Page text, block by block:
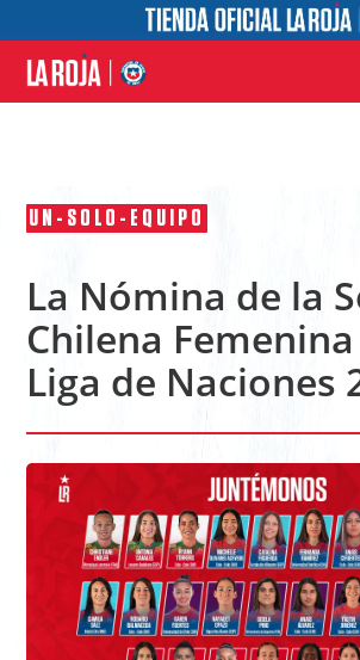
UN-SOLO-EQUIPO
La Nómina de la
Chilena
Liga de Naciones